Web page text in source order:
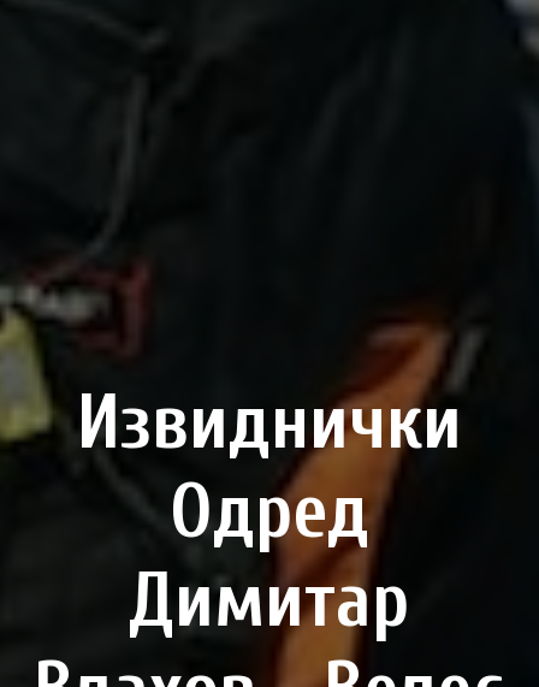
Извиднички
Одред
Димитар